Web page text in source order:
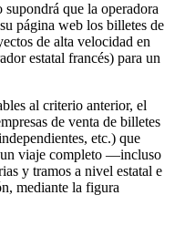
que la operadora
página web los billetes de
de alta velocidad en
estatal francés) para un
al criterio anterior, el
de venta de billetes
etc.) que
un viaje completo —incluso
y tramos a nivel estatal e
mediante la figura